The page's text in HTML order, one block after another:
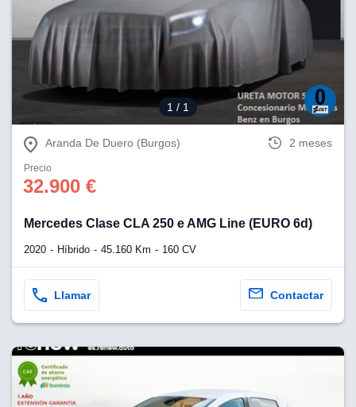
1 / 1
Aranda De Duero (Burgos) 2 meses
Precio
32.900 €
Mercedes Clase CLA 250 e AMG Line (EURO 6d)
2020 Híbrido 45.160 Km 160 CV
Llamar Contactar